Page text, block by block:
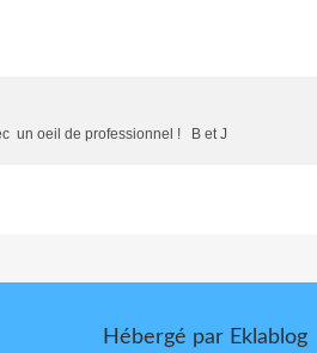
un oeil de professionnel ! B et J
Hébergé par Eklablog